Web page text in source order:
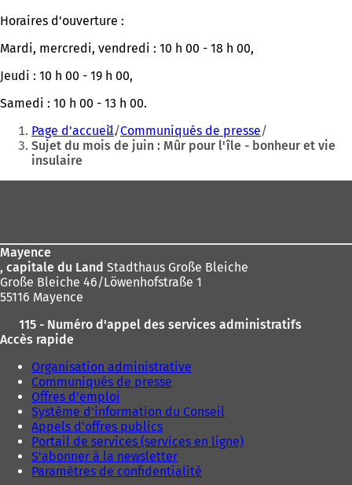
Horaires d'ouverture :
Mardi, mercredi, vendredi : 10 h 00 - 18 h 00,
Jeudi : 10 h 00 - 19 h 00,
Samedi : 10 h 00 - 13 h 00.
Vous
êtes
:
Page d'accueil Communiqués de presse
Sujet du mois de juin : Mûr pour l'île - bonheur et vie
insulaire
Mayence
, capitale du Land Stadthaus Große Bleiche
Große Bleiche 46/Löwenhofstraße 1
55116 Mayence
115 - Numéro d'appel des services administratifs
Accès rapide
Organisation administrative
Communiqués de presse
Offres d'emploi
Système d'information du Conseil
Appels d'offres publics
Portail de services (services en ligne)
S'abonner à la newsletter
Paramètres de confidentialité